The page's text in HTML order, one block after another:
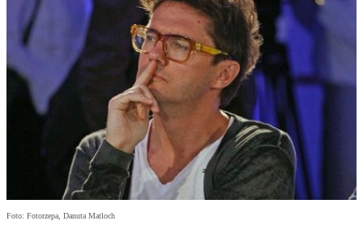
Foto: Fotorzepa, Danuta Matloch